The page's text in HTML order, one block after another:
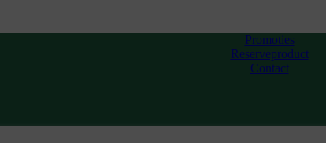
Promoties
Reserveproduct
Contact